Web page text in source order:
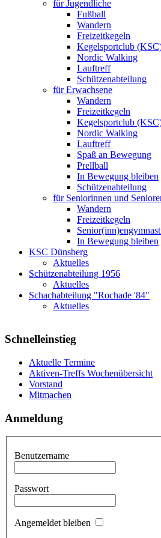
für Jugendliche
Fußball
Wandern
Freizeitkegeln
Kegelsportclub
Nordic Walking
Lauftreff
Schützenabteilung
für Erwachsene
Wandern
Freizeitkegeln
Kegelsportclub
Nordic Walking
Lauftreff
Spaß an Bewegung
Prellball
In Bewegung bleiben
Schützenabteilung
für Seniorinnen und
Wandern
Freizeitkegeln
In Bewegung bleiben
KSC Dünsberg
Aktuelles
Schützenabteilung 1956
Aktuelles
Schachabteilung "Rochade '84"
Aktuelles
Schnelleinstieg
Aktuelle Termine
Aktiven-Treffs Wochenübersicht
Vorstand
Mitmachen
Anmeldung
Benutzername
Passwort
Angemeldet bleiben